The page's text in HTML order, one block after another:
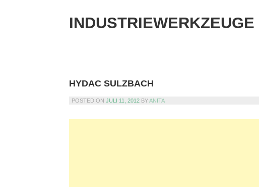
HYDAC SULZBACH
POSTED ON JULI 11, 2012 BYANITA